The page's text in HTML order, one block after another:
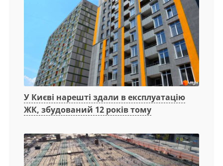
У Києві нарешті здали в експлуатацію
ЖК, збудований 12 років тому